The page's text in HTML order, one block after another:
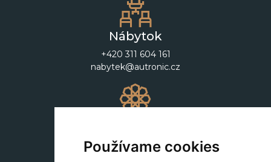
Používame cookies
Nábytok
+420 311 604 161
nabytek@autronic.cz
+420 311 604 182
dekorace@autronic.cz